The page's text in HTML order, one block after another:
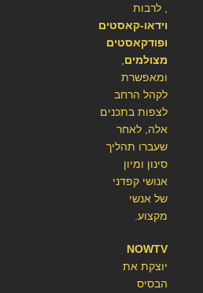
, לרבות
וידאו-קאסטים
ופודקאסטים
מצולמים
ומאפשרת
לקהל הרחב
לצפות בתכנים
אלה, לאחר
שעברו תהליך
סינון ומיון
אנושי קפדני
של אנשי
מקצוע.
NOWTV
יוצקת את
הבסיס